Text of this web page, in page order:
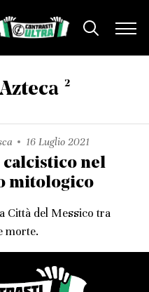
2
16 Luglio 2021
calcistico nel
mitologico
Città del Messico tra
morte.